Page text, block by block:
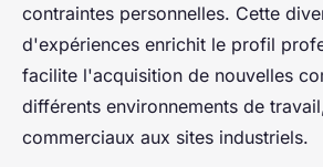
contraintes personnelles. Cette
d'expériences enrichit le profil
facilite l'acquisition de nouvelles
différents environnements de
commerciaux aux sites industriels.